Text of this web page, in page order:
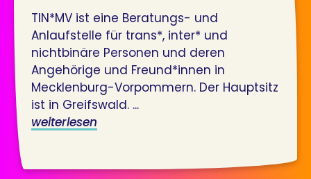
TIN*MV ist eine Beratungs- und
Anlaufstelle für trans*, inter* und
nichtbinäre Personen und deren
Angehörige und Freund*innen in
Mecklenburg-Vorpommern. Der Hauptsitz
ist in Greifswald. ...
weiterlesen